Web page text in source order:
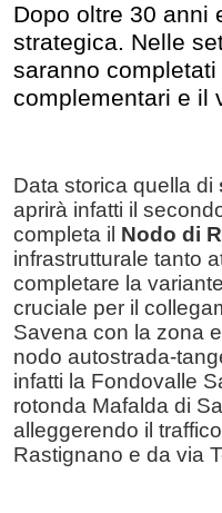
Dopo oltre 30 anni
strategica. Nelle
saranno
complementari e il
Data storica quella di
aprirà infatti il
completa il Nodo di
infrastrutturale tanto
completare la
cruciale per il
Savena con la zona
nodo autostrada-
infatti la Fondovalle
rotonda Mafalda di
alleggerendo il
Rastignano e da via